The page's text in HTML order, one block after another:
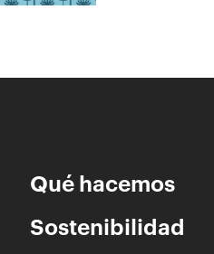
Qué hacemos
Sostenibilidad